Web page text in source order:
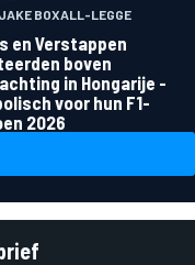
BOXALL-LEGGE
en Verstappen
boven
in Hongarije -
voor hun F1-
2026